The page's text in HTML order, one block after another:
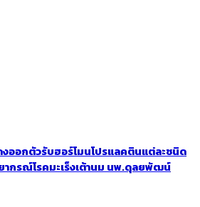
ออกตัวรับฮอร์โมนโปรแลคตินแต่ละชนิด
ากรณ์โรคมะเร็งเต้านม นพ.ดุลยพัฒน์